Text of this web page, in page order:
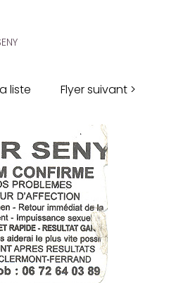
liste Flyer suivant >